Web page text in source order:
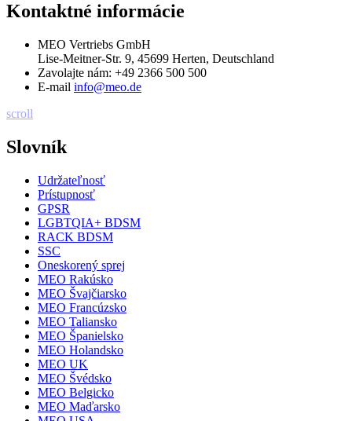
Kontaktné informácie
MEO Vertriebs GmbH
Lise-Meitner-Str. 9, 45699 Herten, Deutschland
Zavolajte nám: +49 2366 500 500
E-mail info@meo.de
scroll
Slovník
Udržateľnosť
Prístupnosť
GPSR
LGBTQIA+ BDSM
RACK BDSM
SSC
Oneskorený sprej
MEO Rakúsko
MEO Švajčiarsko
MEO Francúzsko
MEO Taliansko
MEO Španielsko
MEO Holandsko
MEO UK
MEO Švédsko
MEO Belgicko
MEO Maďarsko